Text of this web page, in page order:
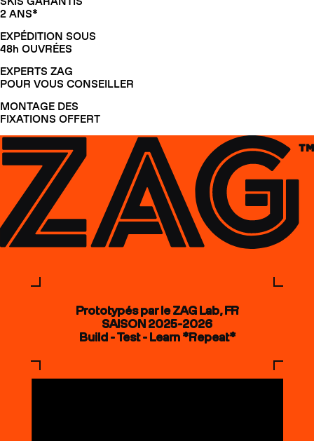
2 ANS*
EXPÉDITION SOUS
48h OUVRÉES
EXPERTS ZAG
POUR VOUS CONSEILLER
MONTAGE DES
FIXATIONS OFFERT
Prototypés par le ZAG Lab, FR
SAISON 2025-2026
Build - Test - Learn *Repeat*